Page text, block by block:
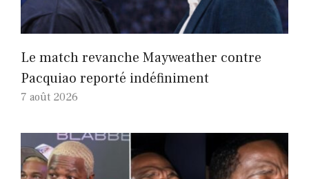
Le match revanche Mayweather contre
Pacquiao reporté indéfiniment
7 août 2026